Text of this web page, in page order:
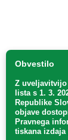
Obvestilo
Z uveljavitvijo
lista s 1. 3.
Republike
objave
Pravnega
tiskana izdaja
Uradni list d. o. o.